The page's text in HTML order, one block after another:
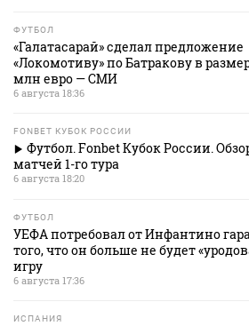
ФУТБОЛ
«Галатасарай» сделал предложение
«Локомотиву» по Батракову в
млн евро — СМИ
6 августа 18:36
FONBET КУБОК РОССИИ
Футбол. Fonbet Кубок России.
матчей 1-го тура
6 августа 18:20
ФУТБОЛ
УЕФА потребовал от Инфантино
того, что он больше не будет
игру
6 августа 17:36
ИСПАНИЯ